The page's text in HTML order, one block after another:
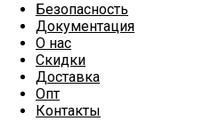
Безопасность
Документация
О нас
Скидки
Доставка
Опт
Контакты